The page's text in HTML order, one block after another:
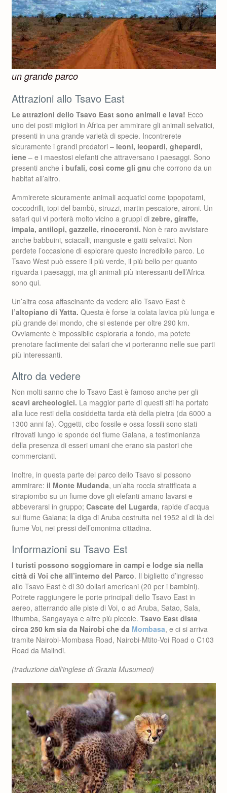
un grande parco
Attrazioni allo Tsavo East
Le attrazioni dello Tsavo East sono animali e lava! Ecco
uno dei posti migliori in Africa per ammirare gli animali selvatici,
presenti in una grande varietà di specie. Incontrerete
sicuramente i grandi predatori – leoni, leopardi, ghepardi,
iene – e i maestosi elefanti che attraversano i paesaggi. Sono
presenti anche i bufali, così come gli gnu che corrono da un
habitat all’altro.
Ammirerete sicuramente animali acquatici come ippopotami,
coccodrilli, topi del bambù, struzzi, martin pescatore, aironi. Un
safari qui vi porterà molto vicino a gruppi di zebre, giraffe,
impala, antilopi, gazzelle, rinoceronti. Non è raro avvistare
anche babbuini, sciacalli, manguste e gatti selvatici. Non
perdete l’occasione di esplorare questo incredibile parco. Lo
Tsavo West può essere il più verde, il più bello per quanto
riguarda i paesaggi, ma gli animali più interessanti dell’Africa
sono qui.
Un’altra cosa affascinante da vedere allo Tsavo East è
l’altopiano di Yatta. Questa è forse la colata lavica più lunga e
più grande del mondo, che si estende per oltre 290 km.
Ovviamente è impossibile esplorarla a fondo, ma potete
prenotare facilmente dei safari che vi porteranno nelle sue parti
più interessanti.
Altro da vedere
Non molti sanno che lo Tsavo East è famoso anche per gli
scavi archeologici. La maggior parte di questi siti ha portato
alla luce resti della cosiddetta tarda età della pietra (da 6000 a
1300 anni fa). Oggetti, cibo fossile e ossa fossili sono stati
ritrovati lungo le sponde del fiume Galana, a testimonianza
della presenza di esseri umani che erano sia pastori che
commercianti.
Inoltre, in questa parte del parco dello Tsavo si possono
ammirare: il Monte Mudanda, un’alta roccia stratificata a
strapiombo su un fiume dove gli elefanti amano lavarsi e
abbeverarsi in gruppo; Cascate del Lugarda, rapide d’acqua
sul fiume Galana; la diga di Aruba costruita nel 1952 al di là del
fiume Voi, nei pressi dell’omonima cittadina.
Informazioni su Tsavo Est
I turisti possono soggiornare in campi e lodge sia nella
città di Voi che all’interno del Parco. Il biglietto d’ingresso
allo Tsavo East è di 30 dollari americani (20 per i bambini).
Potrete raggiungere le porte principali dello Tsavo East in
aereo, atterrando alle piste di Voi, o ad Aruba, Satao, Sala,
Ithumba, Sangayaya e altre più piccole. Tsavo East dista
circa 250 km sia da Nairobi che da Mombasa, e ci si arriva
tramite Nairobi-Mombasa Road, Nairobi-Mtito-Voi Road o C103
Road da Malindi.
(traduzione dall’inglese di Grazia Musumeci)